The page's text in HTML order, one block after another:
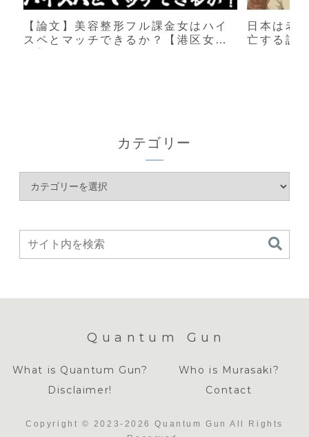
【論文】美容整形フル課金女はハイ
スペとマッチできるか？【港区女
日本は老
亡する説
カテゴリー
Quantum Gun
What is Quantum Gun?
Who is Murasaki?
Disclaimer!
Contact
Copyright © 2023-2026 Quantum Gun All Rights